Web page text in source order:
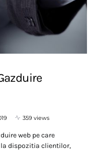
359 views
web pe care
dispozitia clientilor,